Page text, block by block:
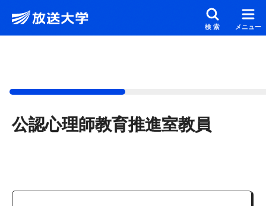
メインコンテンツにスキップ
検索 メニュー
公認心理師教育推進室教員